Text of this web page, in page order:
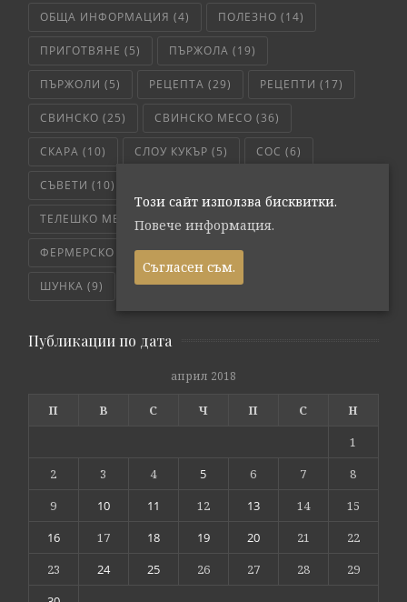
ОБЩА ИНФОРМАЦИЯ (4) ПОЛЕЗНО (14)
ПРИГОТВЯНЕ (5) ПЪРЖОЛА (19)
ПЪРЖОЛИ (5) РЕЦЕПТА (29) РЕЦЕПТИ (17)
СВИНСКО (25) СВИНСКО МЕСО (36)
СКАРА (10) СЛОУ КУКЪР (5) СОС (6)
СЪВЕТИ (10)
ТЕЛЕШКО МЕСО(6) ТРИКОВЕ
ФЕРМЕРСКО СВЕЖО(171) ЧЕРВЕНО МЕСО
ШУНКА (9) ЯХНИЯ(5)
Публикации по дата
април 2018
П В С Ч П С
Н
1
2
3 4 5 6 7
8
9
10 11 12 13 14
15
16
17 18 19 20 21
22
23
24 25 26 27 28
29
Този сайт използва бисквитки.
Повече информация.
Съгласен съм.